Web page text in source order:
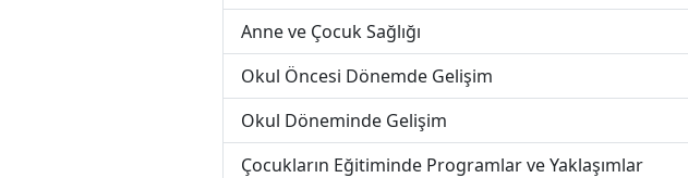
Anne ve Çocuk Sağlığı
Okul Öncesi Dönemde Gelişim
Okul Döneminde Gelişim
Çocukların Eğitiminde Programlar ve Yaklaşımlar